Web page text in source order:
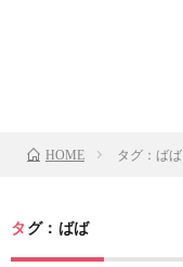
HOME タグ：ばば
タグ：ばば